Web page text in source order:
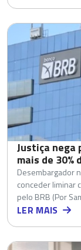
Justiça nega
mais de 30%
Desembargador
conceder liminar
pelo BRB (Por
LER MAIS